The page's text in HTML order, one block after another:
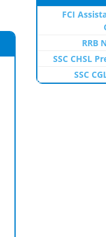
FCI
RRB
SSC CHSL
SSC